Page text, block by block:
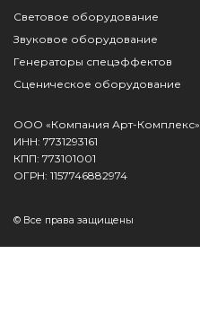
Световое оборудование
Звуковое оборудование
Генераторы спецэффектов
Сценическое оборудование
ООО «Компания Арт-Комплекс»
ИНН: 7731293161
КПП: 773101001
ОГРН: 1157746882974
© Все права защищены